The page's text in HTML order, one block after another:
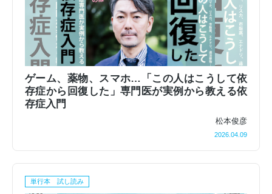
ゲーム、薬物、スマホ…「この人はこうして依
存症から回復した」専門医が実例から教える依
存症入門
松本俊彦
2026.04.09
単行本 試し読み